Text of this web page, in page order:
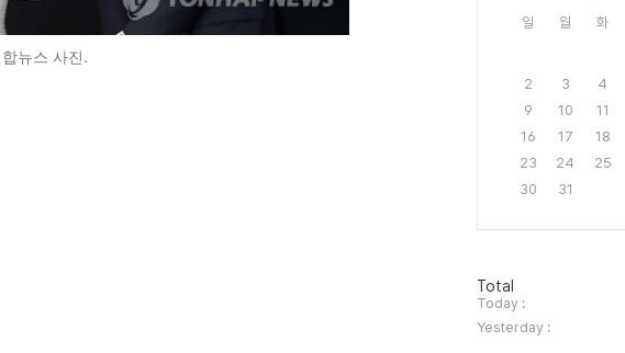
뉴스 사진.
일 월 화
2
3 4
9
10 11
16
17 18
23
24 25
30
31
방
문
자
수
Total
Today :
Yesterday :